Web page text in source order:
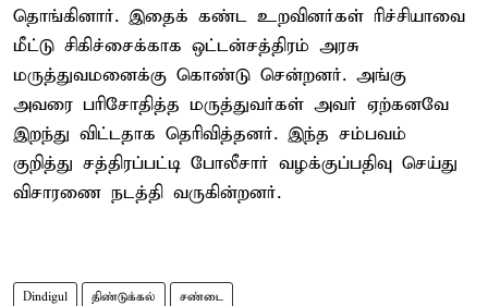
தொங்கினார். இதைக் கண்ட உறவினர்கள் ரிச்சியாவை
மீட்டு சிகிச்சைக்காக ஒட்டன்சத்திரம் அரசு
மருத்துவமனைக்கு கொண்டு சென்றனர். அங்கு
அவரை பரிசோதித்த மருத்துவர்கள் அவர் ஏற்கனவே
இறந்து விட்டதாக தெரிவித்தனர். இந்த சம்பவம்
குறித்து சத்திரப்பட்டி போலீசார் வழக்குப்பதிவு செய்து
விசாரணை நடத்தி வருகின்றனர்.
Dindigul திண்டுக்கல் சண்டை